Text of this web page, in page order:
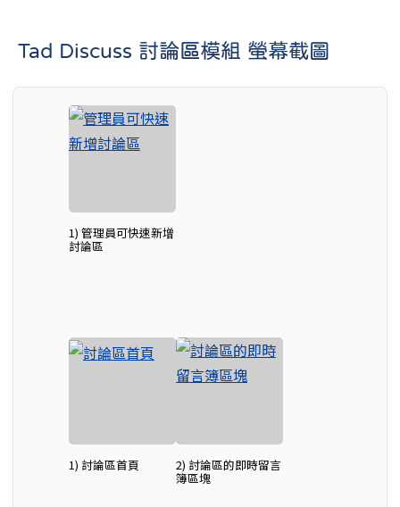
Tad Discuss 討論區模組 螢幕截圖
1) 管理員可快速新增
討論區
1) 討論區首頁 2) 討論區的即時留言
簿區塊